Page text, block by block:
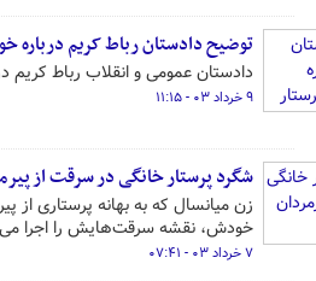
توضیح دادستان رباط کریم درباره
دادستان عمومی و انقلاب رباط
۹ خرداد ۰۳ - ۱۱:۱۵
شگرد پرستار خانگی در سرقت از
زن میانسال که به بهانه پرستاری از
خودش، نقشه سرقت‌هایش را اجرا
۷ خرداد ۰۳ - ۰۷:۴۱